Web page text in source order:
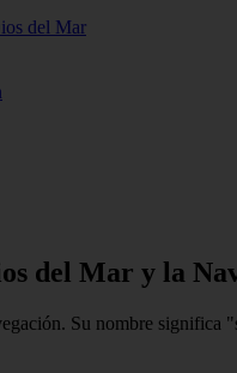
del Mar
del Mar y la
Su nombre